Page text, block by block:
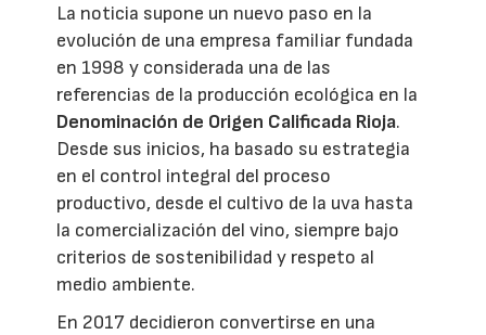
La noticia supone un nuevo paso en la
evolución de una empresa familiar fundada
en 1998 y considerada una de las
referencias de la producción ecológica en la
Denominación de Origen Calificada Rioja.
Desde sus inicios, ha basado su estrategia
en el control integral del proceso
productivo, desde el cultivo de la uva hasta
la comercialización del vino, siempre bajo
criterios de sostenibilidad y respeto al
medio ambiente.
En 2017 decidieron convertirse en una